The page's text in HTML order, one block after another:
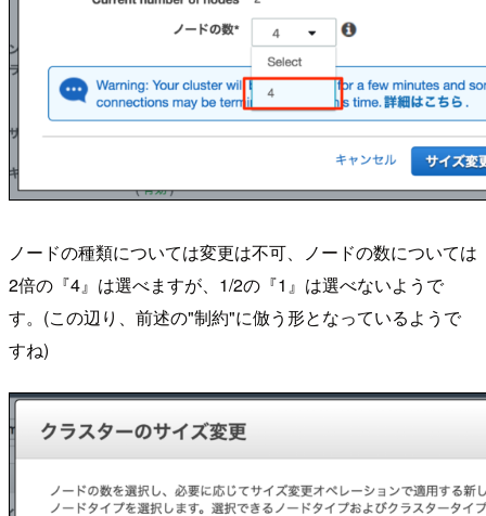
ノードの種類については変更は不可、ノードの数については
2倍の『4』は選べますが、1/2の『1』は選べないようで
す。(この辺り、前述の"制約"に倣う形となっているようで
すね)